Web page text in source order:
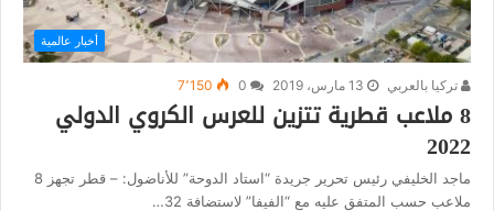
أخبار عالمية
تركيا بالعربي 13 مارس، 2019 7٬150
8 ملاعب قطرية تتزين للعرس الكروي الدولي
2022
ماجد الخليفي رئيس تحرير جريدة “استاد الدوحة” للأناضول: – قطر تجهز 8
ملاعب حسب المتفق عليه مع “الفيفا” لاستضافة 32…